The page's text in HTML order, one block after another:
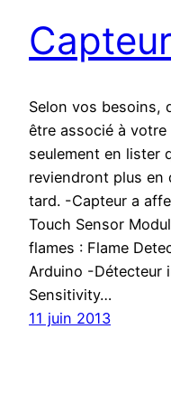
Selon vos besoins,
être associé à
seulement en lister
reviendront plus en
tard. -Capteur a
Touch Sensor
flames : Flame
Arduino -Détecteur
Sensitivity…
11 juin 2013